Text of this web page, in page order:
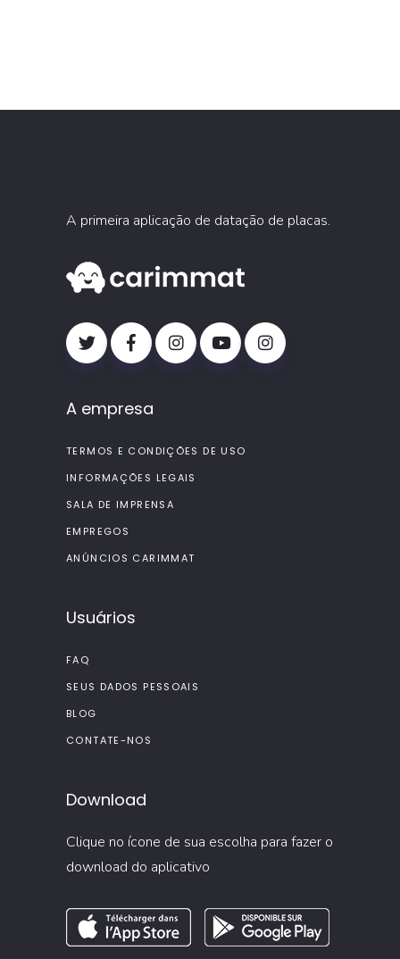
A primeira aplicação de datação de placas.
A empresa
TERMOS E CONDIÇÕES DE USO
INFORMAÇÕES LEGAIS
SALA DE IMPRENSA
EMPREGOS
ANÚNCIOS CARIMMAT
Usuários
FAQ
SEUS DADOS PESSOAIS
BLOG
CONTATE-NOS
Download
Clique no ícone de sua escolha para fazer o
download do aplicativo